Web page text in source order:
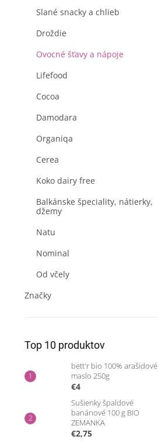
Slané snacky a chlieb
Droždie
Ovocné šťavy a nápoje
Lifefood
Cocoa
Damodara
Organiqa
Cerea
Koko dairy free
Balkánske špeciality, nátierky,
džemy
Natu
Nominal
Od včely
Značky
Top 10 produktov
bett'r bio 100% arašidové
maslo 250g
€4
Sušienky špaldové
banánové 100 g BIO
ZEMANKA
€2,75